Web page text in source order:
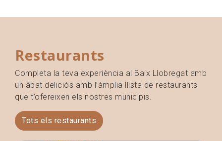
Restaurants
Completa la teva experiència al Baix Llobregat amb
un àpat deliciós amb l’àmplia llista de restaurants
que t’ofereixen els nostres municipis.
Tots els restaurants